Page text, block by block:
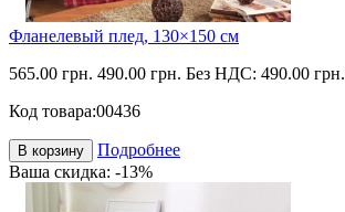
Фланелевый плед, 130×150 см
565.00 грн. 490.00 грн. Без НДС: 490.00 грн.
Код товара:00436
В корзину
Подробнее
Ваша скидка: -13%